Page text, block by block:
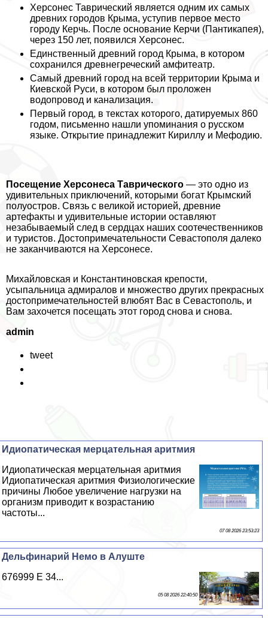
Херсонес Таврический является одним их самых
древних городов Крыма, уступив первое место
городу Керчь. После основание Керчи (Пантикапея),
через 150 лет, появился Херсонес.
Единственный древний город Крыма, в котором
сохранился древнегреческий амфитеатр.
Самый древний город на всей территории Крыма и
Киевской Руси, в котором был проложен
водопровод и канализация.
Первый город, в текстах которого, датируемых 860
годом, письменно нашли упоминания о русском
языке. Открытие принадлежит Кириллу и Мефодию.
Посещение Херсонеса Таврического — это одно из
удивительных приключений, которыми богат Крымский
полуостров. Связь с великой историей, древние
артефакты и удивительные истории оставляют
незабываемый след в сердцах наших соотечественников
и туристов. Достопримечательности Севастополя далеко
не заканчиваются на Херсонесе.
Михайловская и Константиновская крепости,
усыпальница адмиралов и множество других прекрасных
достопримечательностей влюбят Вас в Севастополь, и
Вам захочется посещать этот город снова и снова.
admin
tweet
Идиопатическая мерцательная аритмия
Идиопатическая мерцательная аритмия
Идиопатическая аритмия Физиологические
причины Любое увеличение нагрузки на
организм приводит к возрастанию
частоты...
07 08 2026 23:53:23
Дельфинарий Немо в Алуште
676999 E 34...
05 08 2026 22:40:50